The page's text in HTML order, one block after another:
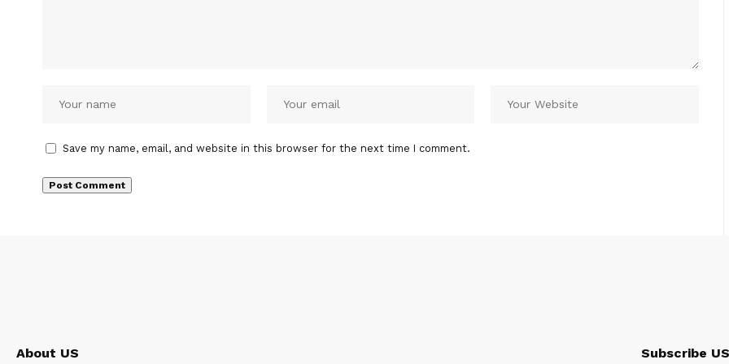
Save my name, email, and website in this browser for the next time I comment.
About US Subscribe US